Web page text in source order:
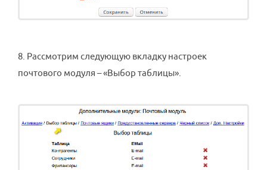
8. Рассмотрим следующую вкладку настроек
почтового модуля – «Выбор таблицы».